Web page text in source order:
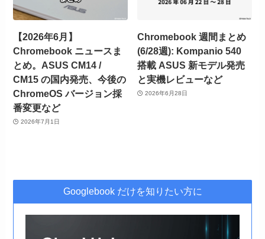
【2026年6月】
Chromebook ニュースま
とめ。ASUS CM14 /
CM15 の国内発売、今後の
ChromeOS バージョン採
番変更など
2026年7月1日
Chromebook 週間まとめ
(6/28週): Kompanio 540
搭載 ASUS 新モデル発売
と実機レビューなど
2026年6月28日
Googlebook だけを知りたい方に